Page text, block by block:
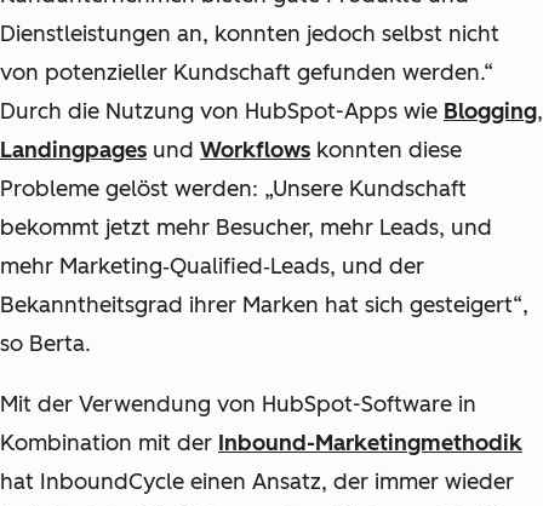
Dienstleistungen an, konnten jedoch selbst nicht
von potenzieller Kundschaft gefunden werden.“
Durch die Nutzung von HubSpot-Apps wie Blogging,
Landingpages und Workflows konnten diese
Probleme gelöst werden: „Unsere Kundschaft
bekommt jetzt mehr Besucher, mehr Leads, und
mehr Marketing‑Qualified‑Leads, und der
Bekanntheitsgrad ihrer Marken hat sich gesteigert“,
so Berta.
Mit der Verwendung von HubSpot-Software in
Kombination mit der Inbound-Marketingmethodik
hat InboundCycle einen Ansatz, der immer wieder